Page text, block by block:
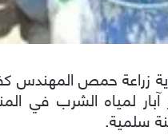
زراعة حمص المهندس
آبار لمياه الشرب في
سلمية.